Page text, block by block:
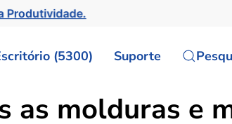
Produtividade.
(5300) Suporte
as molduras e